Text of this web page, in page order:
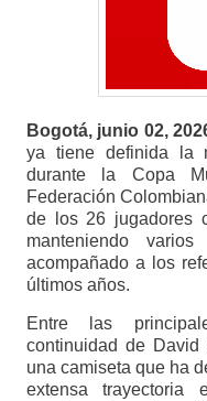
Bogotá, junio 02,
ya tiene definida la
durante la Copa
Federación
de los 26 jugadores
manteniendo
acompañado a los
últimos años.
Entre las
continuidad de
una camiseta que ha
extensa trayectoria